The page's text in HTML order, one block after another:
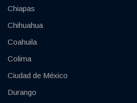
Chiapas
Chihuahua
Coahuila
Colima
Ciudad de México
Durango